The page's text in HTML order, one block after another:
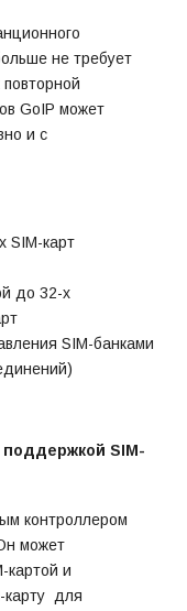
не требует
GoIP может
и с
SIM-карт
до 32-х
SIM-банками
SIM-
контроллером
может
картой и
карту для